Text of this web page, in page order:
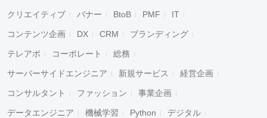
クリエイティブ バナー BtoB PMF IT
コンテンツ企画 DX CRM ブランディング
テレアポ コーポレート 総務
サーバーサイドエンジニア 新規サービス 経営企画
コンサルタント ファッション 事業企画
データエンジニア 機械学習 Python デジタル